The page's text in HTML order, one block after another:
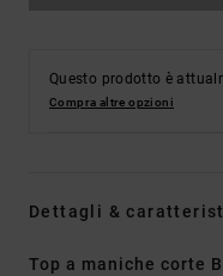
Questo prodotto è
Compra altre opzioni
Dettagli &
Top a maniche corte